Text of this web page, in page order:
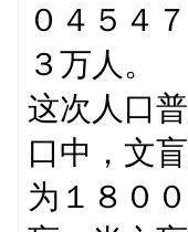
０４５４
３万人。
这次人口
口中，文
为１８０